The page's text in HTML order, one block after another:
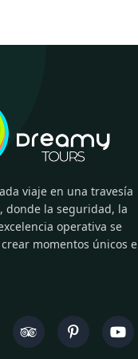
viaje en una travesía
donde la seguridad, la
operativa se
momentos únicos e